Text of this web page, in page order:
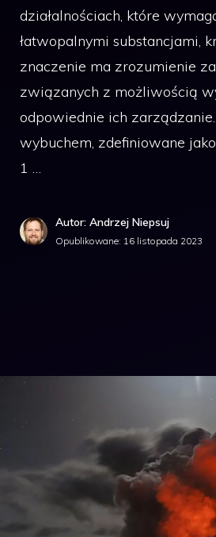
działalnościach, które
łatwopalnymi substancjami,
znaczenie ma zrozumienie
związanych z możliwością
odpowiednie ich
wybuchem, zdefiniowane
1 …
Autor: Andrzej Niepsuj
Opublikowane: 16 listopada 2023